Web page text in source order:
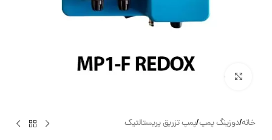
بزرگنمایی تصویر
خانه/دوزینگ پمپ/پمپ تزریق پریستالتیک